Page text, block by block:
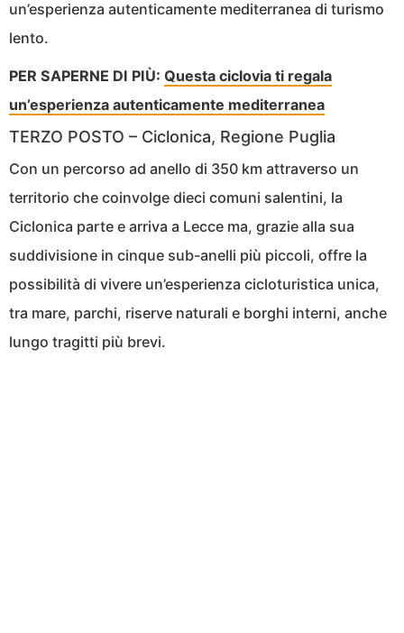
un’esperienza autenticamente mediterranea di turismo
lento.
PER SAPERNE DI PIÙ: Questa ciclovia ti regala
un’esperienza autenticamente mediterranea
TERZO POSTO – Ciclonica, Regione Puglia
Con un percorso ad anello di 350 km attraverso un
territorio che coinvolge dieci comuni salentini, la
Ciclonica parte e arriva a Lecce ma, grazie alla sua
suddivisione in cinque sub-anelli più piccoli, offre la
possibilità di vivere un’esperienza cicloturistica unica,
tra mare, parchi, riserve naturali e borghi interni, anche
lungo tragitti più brevi.